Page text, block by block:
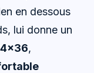
en dessous
lui donne un
,